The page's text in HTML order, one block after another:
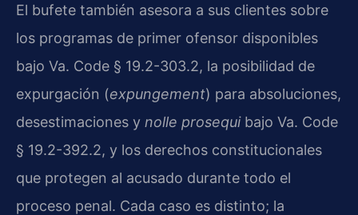
El bufete también asesora a sus clientes sobre
los programas de primer ofensor disponibles
bajo Va. Code § 19.2-303.2, la posibilidad de
expurgación (expungement) para absoluciones,
desestimaciones y nolle prosequibajo Va. Code
§ 19.2-392.2, y los derechos constitucionales
que protegen al acusado durante todo el
proceso penal. Cada caso es distinto; la